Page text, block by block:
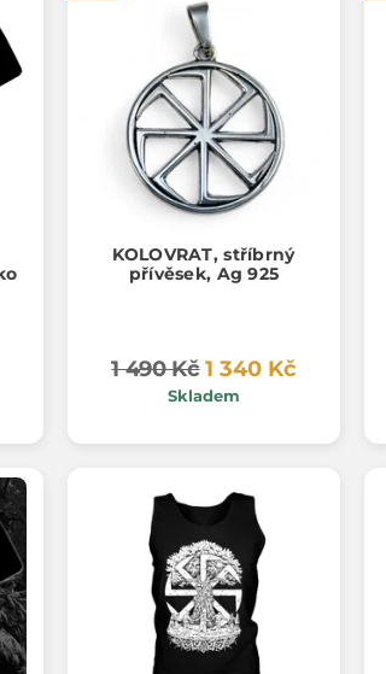
KOLOVRAT, stříbrný
přívěsek, Ag 925
1 490 Kč 1 340 Kč
Skladem